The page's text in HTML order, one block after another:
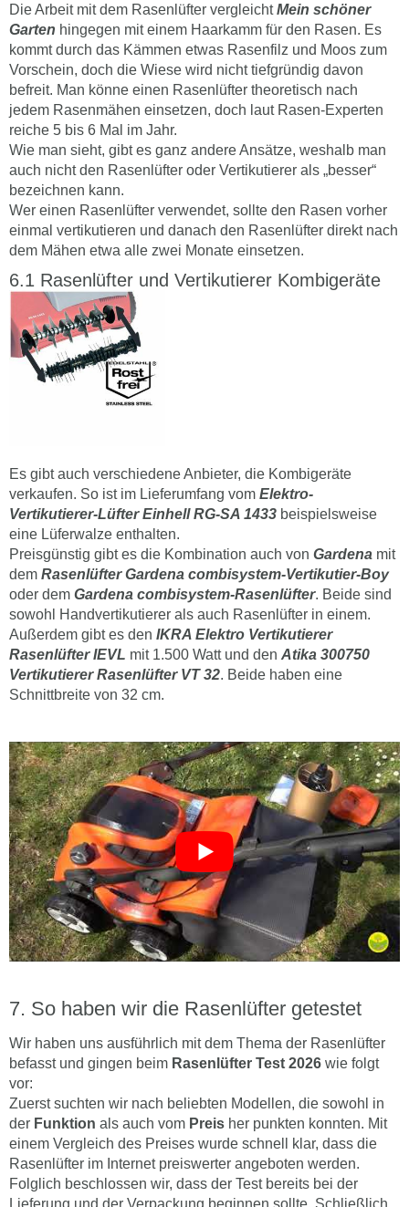
Die Arbeit mit dem Rasenlüfter vergleichtMein schöner
Garten hingegen mit einem Haarkamm für den Rasen. Es
kommt durch das Kämmen etwas Rasenfilz und Moos zum
Vorschein, doch die Wiese wird nicht tiefgründig davon
befreit. Man könne einen Rasenlüfter theoretisch nach
jedem Rasenmähen einsetzen, doch laut Rasen-Experten
reiche 5 bis 6 Mal im Jahr.
Wie man sieht, gibt es ganz andere Ansätze, weshalb man
auch nicht den Rasenlüfter oder Vertikutierer als „besser“
bezeichnen kann.
Wer einen Rasenlüfter verwendet, sollte den Rasen vorher
einmal vertikutieren und danach den Rasenlüfter direkt nach
dem Mähen etwa alle zwei Monate einsetzen.
Rasenlüfter und Vertikutierer Kombigeräte
Es gibt auch verschiedene Anbieter, die Kombigeräte
verkaufen. So ist im Lieferumfang vom Elektro-
Vertikutierer-Lüfter Einhell RG-SA 1433 beispielsweise
eine Lüferwalze enthalten.
Preisgünstig gibt es die Kombination auch von Gardena mit
dem Rasenlüfter Gardena combisystem-Vertikutier-Boy
oder dem Gardena combisystem-Rasenlüfter. Beide sind
sowohl Handvertikutierer als auch Rasenlüfter in einem.
Außerdem gibt es den IKRA Elektro Vertikutierer
Rasenlüfter IEVL mit 1.500 Watt und den Atika 300750
Vertikutierer Rasenlüfter VT 32. Beide haben eine
Schnittbreite von 32 cm.
So haben wir die Rasenlüfter getestet
Wir haben uns ausführlich mit dem Thema der Rasenlüfter
befasst und gingen beim Rasenlüfter Test 2026 wie folgt
vor:
Zuerst suchten wir nach beliebten Modellen, die sowohl in
der Funktion als auch vom Preis her punkten konnten. Mit
einem Vergleich des Preises wurde schnell klar, dass die
Rasenlüfter im Internet preiswerter angeboten werden.
Folglich beschlossen wir, dass der Test bereits bei der
Lieferung und der Verpackung beginnen sollte. Schließlich